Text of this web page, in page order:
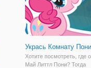
Укрась Комнату Пони
Хотите посмотреть, где
Май Литтл Пони? Тогда